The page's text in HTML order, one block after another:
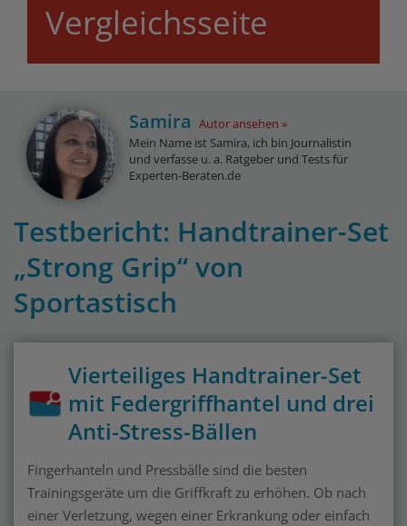
Vergleichsseite
Samira Autor ansehen
Mein Name ist Samira, ich bin Journalistin
und verfasse u. a. Ratgeber und Tests für
Experten-Beraten.de
Testbericht: Handtrainer-Set
„Strong Grip“ von
Sportastisch
Vierteiliges Handtrainer-Set
mit Federgriffhantel und drei
Anti-Stress-Bällen
Fingerhanteln und Pressbälle sind die besten
Trainingsgeräte um die Griffkraft zu erhöhen. Ob nach
einer Verletzung, wegen einer Erkrankung oder einfach